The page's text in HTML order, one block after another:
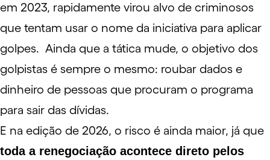
em 2023, rapidamente virou alvo de criminosos
que tentam usar o nome da iniciativa para aplicar
golpes. Ainda que a tática mude, o objetivo dos
golpistas é sempre o mesmo: roubar dados e
dinheiro de pessoas que procuram o programa
para sair das dívidas.
E na edição de 2026, o risco é ainda maior, já que
toda a renegociação acontece direto pelos